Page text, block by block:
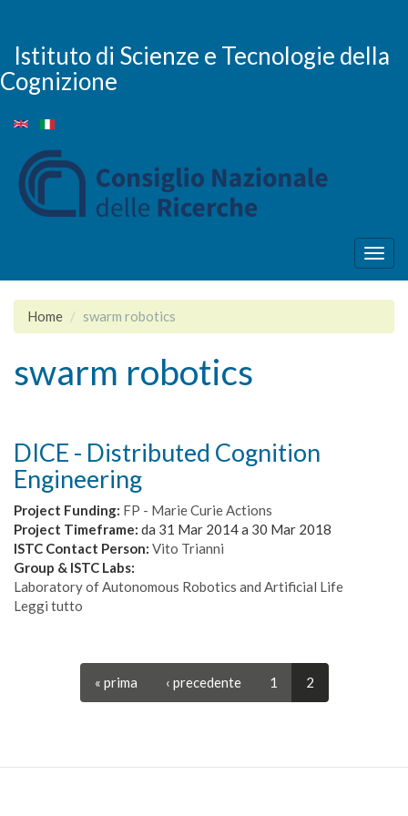
contenuto
principale
Istituto di Scienze e Tecnologie della
Cognizione
Home swarm robotics
swarm robotics
DICE - Distributed Cognition
Engineering
Project Funding: FP - Marie Curie Actions
Project Timeframe: da 31 Mar 2014a 30 Mar 2018
ISTC Contact Person: Vito Trianni
Group & ISTC Labs:
Laboratory of Autonomous Robotics and Artificial Life
Leggi tutto
Distributed
Cognition
Engineering
« prima ‹ precedente 1 2